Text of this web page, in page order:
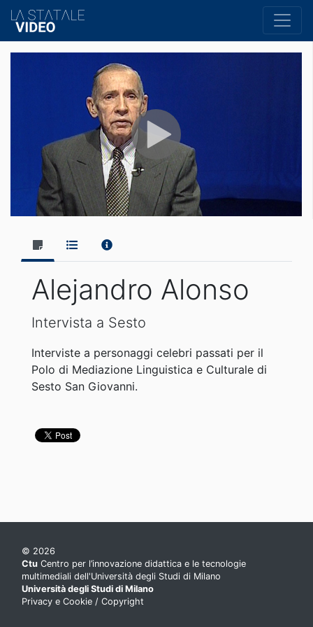
Alejandro Alonso
Intervista a Sesto
Interviste a personaggi celebri passati per il
Polo di Mediazione Linguistica e Culturale di
Sesto San Giovanni.
© 2026
Ctu Centro per l’innovazione didattica e le tecnologie
multimediali dell'Università degli Studi di Milano
Università degli Studi di Milano
Privacy e Cookie / Copyright